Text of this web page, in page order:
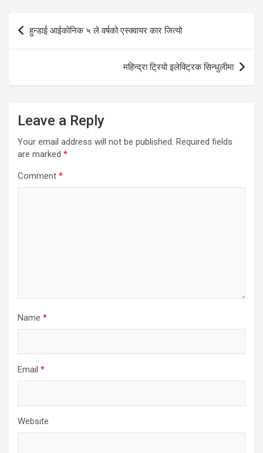
Post
navigation
हुन्डाई आईकोनिक ५ ले वर्षको एस्क्वायर कार जित्यो
महिन्द्रा ट्रियो इलेक्ट्रिक सिन्धुलीमा
Leave a Reply
Your email address will not be published. Required fields
are marked *
Comment *
Name *
Email *
Website